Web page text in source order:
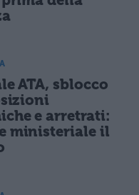
ATA, sblocco
e arretrati:
ministeriale il